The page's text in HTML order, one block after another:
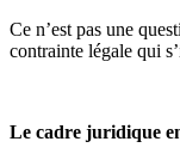
Ce n’est pas une
contrainte légale qui
Le cadre juridique